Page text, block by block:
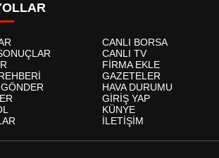
CANLI BORSA
CANLI TV
FİRMA EKLE
GAZETELER
HAVA DURUMU
GİRİŞ YAP
KÜNYE
İLETİŞİM